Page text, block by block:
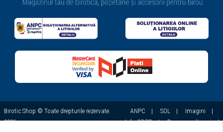
Birotic Shop © Toate drepturile rezervate.
2026
ANPC | SOL | Imagini
|
Info GDPR|Despre cookie-uri|